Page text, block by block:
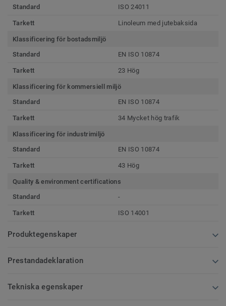
Standard
ISO 24011
Tarkett Linoleum med jutebaksida
Klassificering för bostadsmiljö
Standard
EN ISO 10874
Tarkett 23 Hög
Klassificering för kommersiell miljö
Standard
EN ISO 10874
Tarkett 34 Mycket hög trafik
Klassificering för industrimiljö
Standard
EN ISO 10874
Tarkett 43 Hög
Quality & environment certifications
Standard
-
Tarkett ISO 14001
Produktegenskaper
Prestandadeklaration
Tekniska egenskaper